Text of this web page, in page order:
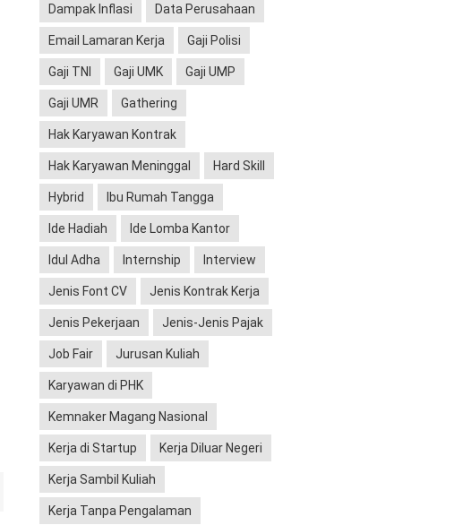
Dampak Inflasi Data Perusahaan
Email Lamaran Kerja Gaji Polisi
Gaji TNI Gaji UMK Gaji UMP
Gaji UMR Gathering
Hak Karyawan Kontrak
Hak Karyawan Meninggal Hard Skill
Hybrid Ibu Rumah Tangga
Ide Hadiah Ide Lomba Kantor
Idul Adha Internship Interview
Jenis Font CV Jenis Kontrak Kerja
Jenis Pekerjaan Jenis-Jenis Pajak
Job Fair Jurusan Kuliah
Karyawan di PHK
Kemnaker Magang Nasional
Kerja di Startup Kerja Diluar Negeri
Kerja Sambil Kuliah
Kerja Tanpa Pengalaman